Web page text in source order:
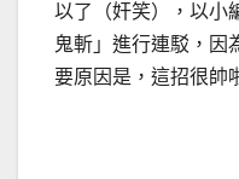
以了（奸笑），以小
鬼斬」進行連駁，因
要原因是，這招很帥